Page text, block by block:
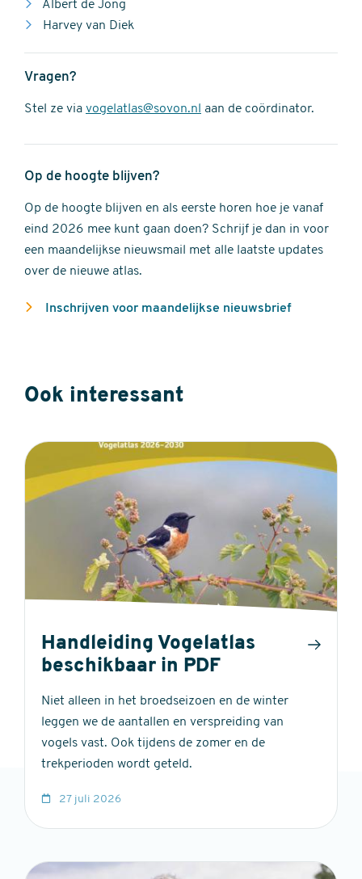
Albert de Jong
Harvey van Diek
Vragen?
Stel ze via vogelatlas@sovon.nl aan de coördinator.
Op de hoogte blijven?
Op de hoogte blijven en als eerste horen hoe je vanaf
eind 2026 mee kunt gaan doen? Schrijf je dan in voor
een maandelijkse nieuwsmail met alle laatste updates
over de nieuwe atlas.
Inschrijven voor maandelijkse nieuwsbrief
Ook interessant
Handleiding Vogelatlas
beschikbaar in PDF
Niet alleen in het broedseizoen en de winter
leggen we de aantallen en verspreiding van
vogels vast. Ook tijdens de zomer en de
trekperioden wordt geteld.
27 juli 2026